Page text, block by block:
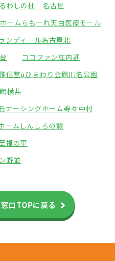
わしの杜 名古屋
ームらもーれ天白医療モール
ンディール名古屋北
ココファン庄内通
信堂αひまわり会館川名公園
横井
ナーシングホーム寿々中村
ームしんしろの憩
福の華
野並
口TOPに戻る